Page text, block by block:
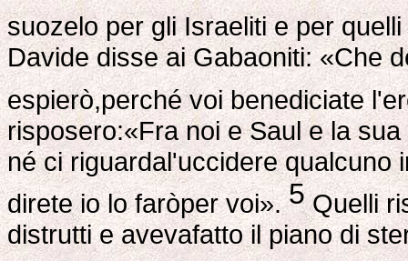
suozelo per gli Israeliti e per
Davide disse ai Gabaoniti: «Che
espierò,perché voi benediciate
risposero:«Fra noi e Saul e la
né ci riguardal'uccidere qualcuno
direte io lo faròper voi».5Quelli
distrutti e avevafatto il piano di